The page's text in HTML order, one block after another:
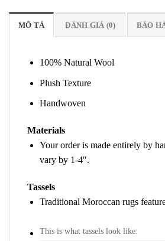
MÔ TẢ ĐÁNH GIÁ (0) BẢO
100% Natural Wool
Plush Texture
Handwoven
Materials
Your order is made entirely by
vary by 1-4″.
Tassels
Traditional Moroccan rugs
This is what tassels look like: